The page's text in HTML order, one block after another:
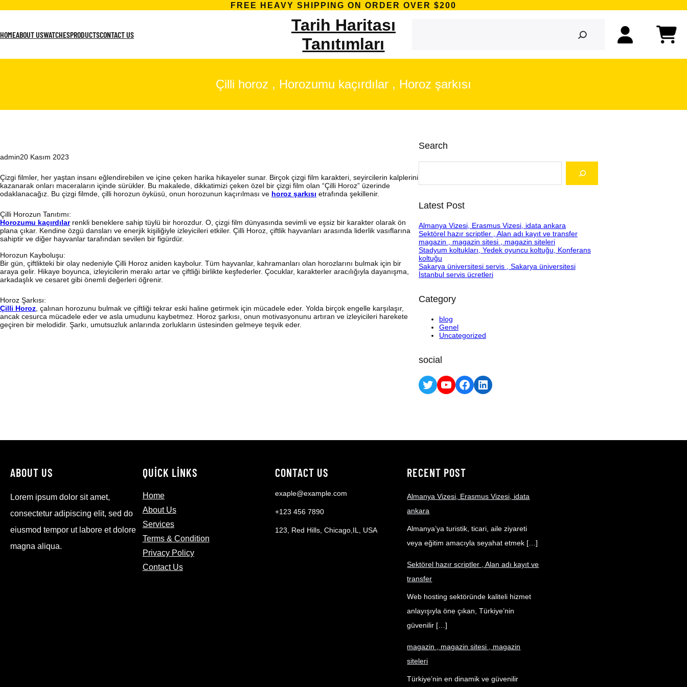
geç
FREE HEAVY SHIPPING ON ORDER OVER $200
HOMEABOUT USWATCHESPRODUCTSCONTACT US
Tarih Haritası
Tanıtımları
Çilli horoz , Horozumu kaçırdılar , Horoz şarkısı
admin20 Kasım 2023
Çizgi filmler, her yaştan insanı eğlendirebilen ve içine çeken harika hikayeler sunar. Birçok çizgi film karakteri, seyircilerin kalplerini
kazanarak onları maceraların içinde sürükler. Bu makalede, dikkatimizi çeken özel bir çizgi film olan “Çilli Horoz” üzerinde
odaklanacağız. Bu çizgi filmde, çilli horozun öyküsü, onun horozunun kaçırılması ve horoz şarkısı etrafında şekillenir.
Çilli Horozun Tanıtımı:
Horozumu kaçırdılarrenkli beneklere sahip tüylü bir horozdur. O, çizgi film dünyasında sevimli ve eşsiz bir karakter olarak ön
plana çıkar. Kendine özgü dansları ve enerjik kişiliğiyle izleyicileri etkiler. Çilli Horoz, çiftlik hayvanları arasında liderlik vasıflarına
sahiptir ve diğer hayvanlar tarafından sevilen bir figürdür.
Horozun Kayboluşu:
Bir gün, çiftlikteki bir olay nedeniyle Çilli Horoz aniden kaybolur. Tüm hayvanlar, kahramanları olan horozlarını bulmak için bir
araya gelir. Hikaye boyunca, izleyicilerin merakı artar ve çiftliği birlikte keşfederler. Çocuklar, karakterler aracılığıyla dayanışma,
arkadaşlık ve cesaret gibi önemli değerleri öğrenir.
Horoz Şarkısı:
Çilli Horoz, çalınan horozunu bulmak ve çiftliği tekrar eski haline getirmek için mücadele eder. Yolda birçok engelle karşılaşır,
ancak cesurca mücadele eder ve asla umudunu kaybetmez. Horoz şarkısı, onun motivasyonunu artıran ve izleyicileri harekete
geçiren bir melodidir. Şarkı, umutsuzluk anlarında zorlukların üstesinden gelmeye teşvik eder.
Search
h
Latest Post
Almanya Vizesi, Erasmus Vizesi, idata ankara
Sektörel hazır scriptler , Alan adı kayıt ve transfer
magazin , magazin sitesi , magazin siteleri
Stadyum koltukları, Yedek oyuncu koltuğu, Konferans
koltuğu
Sakarya üniversitesi servis , Sakarya üniversitesi
İstanbul servis ücretleri
Category
blog
Genel
Uncategorized
social
Twitter YouTube Facebook LinkedIn
ABOUT US
Lorem ipsum dolor sit amet,
consectetur adipiscing elit, sed do
eiusmod tempor ut labore et dolore
magna aliqua.
QUICK LINKS
Home
About Us
Services
Terms & Condition
Privacy Policy
Contact Us
CONTACT US
exaple@example.com
+123 456 7890
123, Red Hills, Chicago,IL, USA
RECENT POST
Almanya Vizesi, Erasmus Vizesi, idata
ankara
Almanya’ya turistik, ticari, aile ziyareti
veya eğitim amacıyla seyahat etmek […]
Sektörel hazır scriptler , Alan adı kayıt ve
transfer
Web hosting sektöründe kaliteli hizmet
anlayışıyla öne çıkan, Türkiye’nin
güvenilir […]
magazin , magazin sitesi , magazin
siteleri
Türkiye’nin en dinamik ve güvenilir